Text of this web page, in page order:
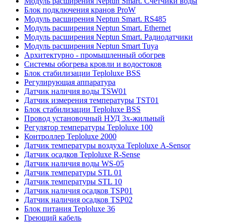
Блок подключения кранов ProW
Модуль расширения Neptun Smart. RS485
Модуль расширения Neptun Smart. Ethernet
Модуль расширения Neptun Smart. Радиодатчики
Модуль расширения Neptun Smart Tuya
Архитектурно - промышленный обогрев
Системы обогрева кровли и водостоков
Блок стабилизации Teploluxe BSS
Регулирующая аппаратура
Датчик наличия воды TSW01
Датчик измерения температуры TST01
Блок стабилизации Teploluxe BSS
Провод установочный НУД 3х-жильный
Регулятор температуры Teploluxe 100
Контроллер Teploluxe 2000
Датчик температуры воздуха Teploluxe А-Sensor
Датчик осадков Teploluxe R-Sense
Датчик наличия воды WS-05
Датчик температуры STL 01
Датчик температуры STL 10
Датчик наличия осадков TSP01
Датчик наличия осадков TSP02
Блок питания Teploluxe 36
Греющий кабель